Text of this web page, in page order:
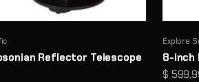
Reflector Telescope
Explore
8-inch
Prix de
$